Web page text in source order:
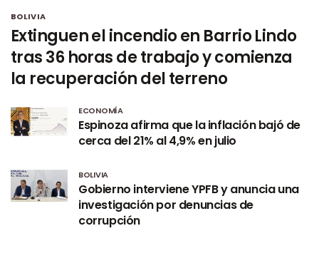
BOLIVIA
Extinguen el incendio en Barrio Lindo
tras 36 horas de trabajo y comienza
la recuperación del terreno
ECONOMÍA
Espinoza afirma que la inflación bajó de
cerca del 21% al 4,9% en julio
BOLIVIA
Gobierno interviene YPFB y anuncia una
investigación por denuncias de
corrupción